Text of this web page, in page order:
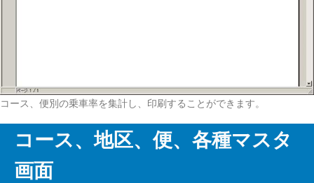
コース、便別の乗車率を集計し、印刷することができます。
コース、地区、便、各種マスタ
画面